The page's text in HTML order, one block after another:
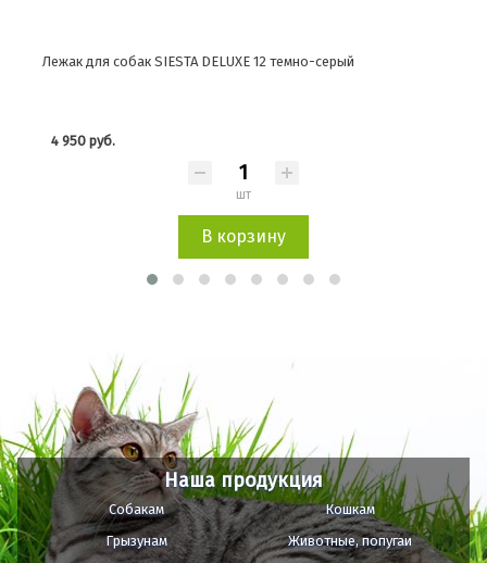
Лежак для собак SIESTA DELUXE 12 темно-серый
4 950 руб.
шт
В корзину
Наша продукция
Собакам
Кошкам
Грызунам
Животные, попугаи